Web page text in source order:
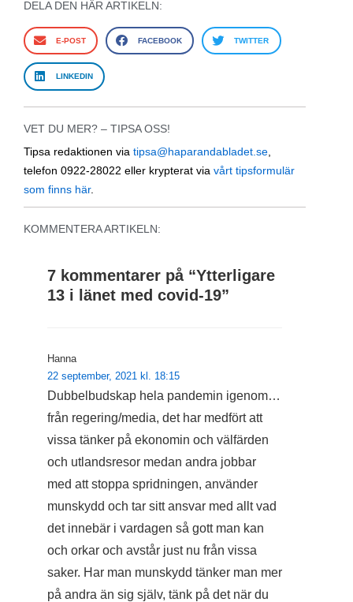
DELA DEN HÄR ARTIKELN:
E-POST FACEBOOK TWITTER
LINKEDIN
VET DU MER? – TIPSA OSS!
Tipsa redaktionen via tipsa@haparandabladet.se
telefon 0922-28022 eller krypterat via vårt tipsformulär
som finns här.
KOMMENTERA ARTIKELN:
7 kommentarer på “Ytterligare
13 i länet med covid-19”
Hanna
22 september, 2021 kl. 18:15
Dubbelbudskap hela pandemin igenom…
från regering/media, det har medfört att
vissa tänker på ekonomin och välfärden
och utlandsresor medan andra jobbar
med att stoppa spridningen, använder
munskydd och tar sitt ansvar med allt vad
det innebär i vardagen så gott man kan
och orkar och avstår just nu från vissa
saker. Har man munskydd tänker man mer
på andra än sig själv, tänk på det när du